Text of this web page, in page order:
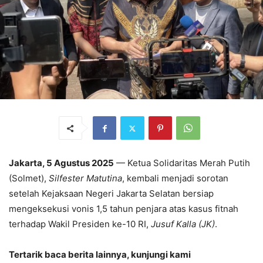
Jakarta, 5 Agustus 2025 — Ketua Solidaritas Merah Putih
(Solmet), Silfester Matutina, kembali menjadi sorotan
setelah Kejaksaan Negeri Jakarta Selatan bersiap
mengeksekusi vonis 1,5 tahun penjara atas kasus fitnah
terhadap Wakil Presiden ke-10 RI, Jusuf Kalla (JK).
Tertarik baca berita lainnya, kunjungi kami